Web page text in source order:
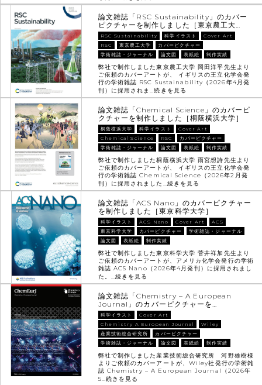
論文雑誌「RSC Sustainability」のカバー
ピクチャーを制作しました［東京農工大…
RSC Sustainability 科学イラスト
Cover Art
RSC
東京農工大学
カバーピクチャー
学術雑誌・ジャーナル
論文図 表紙絵 制作実績
弊社で制作しました東京農工大学 岡田洋平先生より
ご依頼のカバーアートが、 イギリスの王立化学会発
行の学術雑誌 RSC Sustainability（2026年4月発
刊）に採用されま…続きを見る
論文雑誌「Chemical Science」のカバーピ
クチャーを制作しました［桐蔭横浜大学］
桐蔭横浜大学 科学イラスト
Cover Art
Chemical Science
RSC
カバーピクチャー
学術雑誌・ジャーナル
論文図 表紙絵 制作実績
弊社で制作しました桐蔭横浜大学 雨宮想詩先生より
ご依頼のカバーアートが、 イギリスの王立化学会発
行の学術雑誌 Chemical Science（2026年2月発
刊）に採用されました…続きを見る
論文雑誌「ACS Nano」のカバーピクチャー
を制作しました［東京科学大学］
科学イラスト ACS Nano Cover Art
ACS
東京科学大学
カバーピクチャー
学術雑誌・ジャーナル
論文図
表紙絵 制作実績
弊社で制作しました東京科学大学 菅井祥加先生より
ご依頼のカバーアートが、アメリカ化学会発行の学術
雑誌 ACS Nano（2026年4月発刊）に採用されまし
た。…続きを見る
論文雑誌「Chemistry – A European
Journal」のカバーピクチャーを…
科学イラスト
Cover Art
Chemistry A European Journal
Wiley
産業技術総合研究所
カバーピクチャー
学術雑誌・ジャーナル
論文図 表紙絵 制作実績
弊社で制作しました産業技術総合研究所 河野雄樹様
よりご依頼のカバーアートが、Wiley社発行の学術雑
誌 Chemistry – A European Journal（2026年
5…続きを見る